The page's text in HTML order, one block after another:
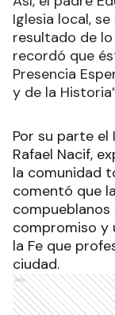
Iglesia local,
resultado de
recordó que
Presencia
y de la
Por su parte el
Rafael Nacif,
la comunidad
comentó que
compromiso y
la Fe que
ciudad.
Ads